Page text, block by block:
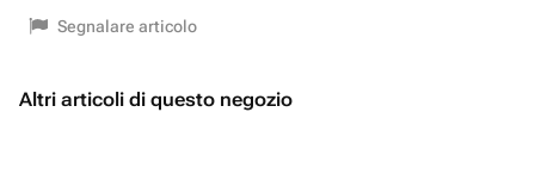
Segnalare articolo
Altri articoli di questo negozio